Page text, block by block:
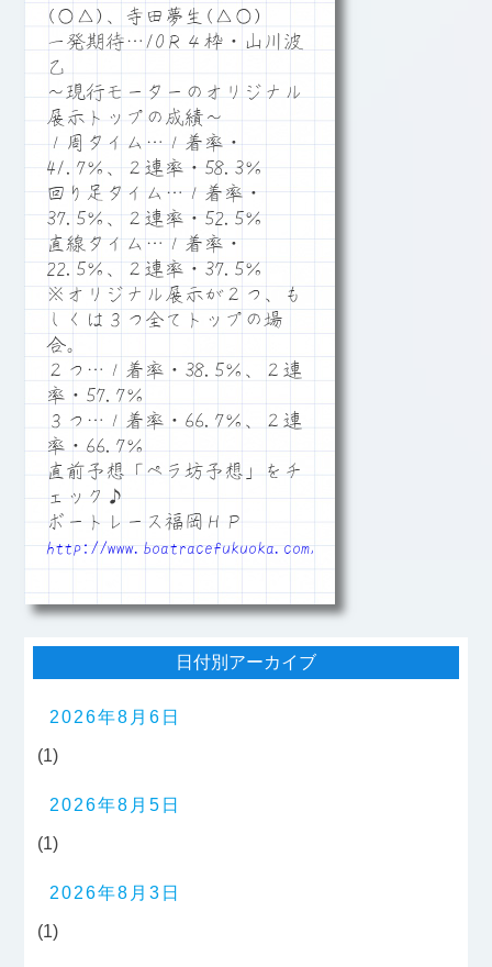
(○△)、寺田夢生(△○)
一発期待…10Ｒ４枠・山川波
乙
～現行モーターのオリジナル
展示トップの成績～
１周タイム…１着率・
41.7％、２連率・58.3％
回り足タイム…１着率・
37.5％、２連率・52.5％
直線タイム…１着率・
22.5％、２連率・37.5％
※オリジナル展示が２つ、も
しくは３つ全てトップの場
合。
２つ…１着率・38.5％、２連
率・57.7％
３つ…１着率・66.7％、２連
率・66.7％
直前予想「ペラ坊予想」をチ
ェック♪
ボートレース福岡ＨＰ
http://www.boatracefukuoka.com/
日付別アーカイブ
2026年8月6日
(1)
2026年8月5日
(1)
2026年8月3日
(1)